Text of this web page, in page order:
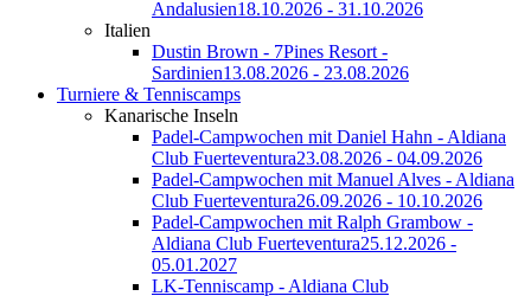
Andalusien18.10.2026 - 31.10.2026
Italien
Dustin Brown - 7Pines Resort -
Sardinien13.08.2026 - 23.08.2026
Turniere & Tenniscamps
Kanarische Inseln
Padel-Campwochen mit Daniel Hahn - Aldiana
Club Fuerteventura23.08.2026 - 04.09.2026
Padel-Campwochen mit Manuel Alves - Aldiana
Club Fuerteventura26.09.2026 - 10.10.2026
Padel-Campwochen mit Ralph Grambow -
Aldiana Club Fuerteventura25.12.2026 -
05.01.2027
LK-Tenniscamp - Aldiana Club